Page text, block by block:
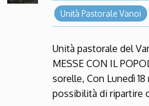
Unità Pastorale Vanoi
Unità pastorale del
MESSE CON IL
sorelle, Con Lunedì
possibilità di ripartire